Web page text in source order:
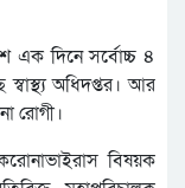
এক দিনে সর্বোচ্চ ৪
অধিদপ্তর। আর
রোগী।
বিষয়ক